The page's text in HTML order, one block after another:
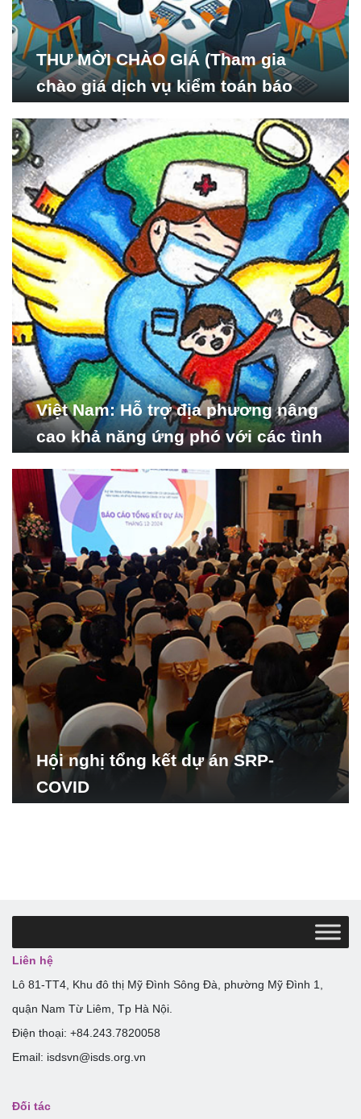
THƯ MỜI CHÀO GIÁ (Tham gia
chào giá dịch vụ kiểm toán báo
Nghiên cứu Phát triển Xã
hội_ISDS)
Việt Nam: Hỗ trợ địa phương nâng
cao khả năng ứng phó với các tình
Hội nghị tổng kết dự án SRP-
COVID
Liên hệ
Lô 81-TT4, Khu đô thị Mỹ Đình Sông Đà, phường Mỹ Đình 1,
quận Nam Từ Liêm, Tp Hà Nội.
Điện thoại: +84.243.7820058
Email: isdsvn@isds.org.vn
Đối tác